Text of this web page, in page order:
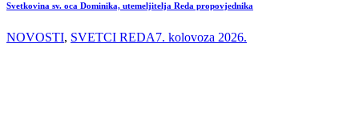
Svetkovina sv. oca Dominika, utemeljitelja Reda propovjednika
NOVOSTI, SVETCI REDA7. kolovoza 2026.